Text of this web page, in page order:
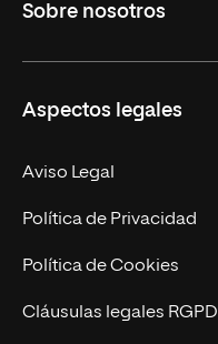
Másteres Oficiales
Doctorados
Experto Universitario
Postgrados
Cursos Universitarios
Sobre nosotros
Facultades
Nuestro Equipo
Trabaja en UNIR
Actualidad
UNIR Revista
Aspectos legales
Aviso Legal
Política de Privacidad
Política de Cookies
Cláusulas legales RGPD